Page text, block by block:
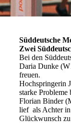
Süddeutsche
Zwei
Bei den
Daria Dunke
freuen.
Hochspringerin
starke Probleme
Florian Binder
lief als Achter
Glückwunsch